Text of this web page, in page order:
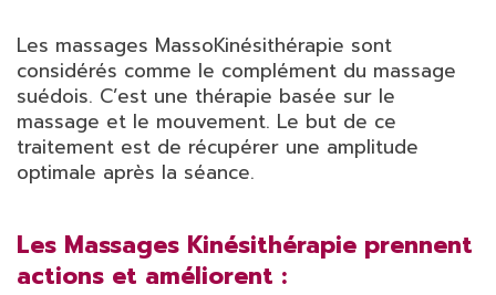
Les massages MassoKinésithérapie sont
considérés comme le complément du massage
suédois. C’est une thérapie basée sur le
massage et le mouvement. Le but de ce
traitement est de récupérer une amplitude
optimale après la séance.
Les Massages Kinésithérapie prennent
actions et améliorent :